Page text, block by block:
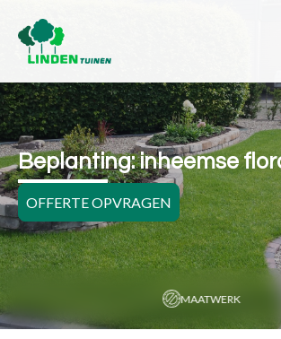
Beplanting: inheemse
OFFERTE OPVRAGEN
MAATWERK